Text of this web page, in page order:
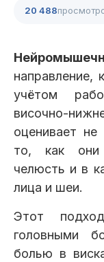
Услуги
Имплантация
Клиники
Разумовская
Химки Ленинский
Цены
Работы
20 488
направление,
учётом
височно-
оценивает
то, как они
челюсть и в
лица и шеи.
Этот
головными
болью в